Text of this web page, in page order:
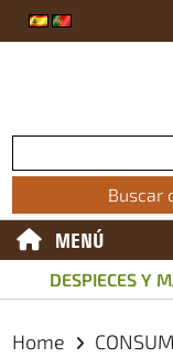
Buscar
MENÚ
DESPIECES Y
Home